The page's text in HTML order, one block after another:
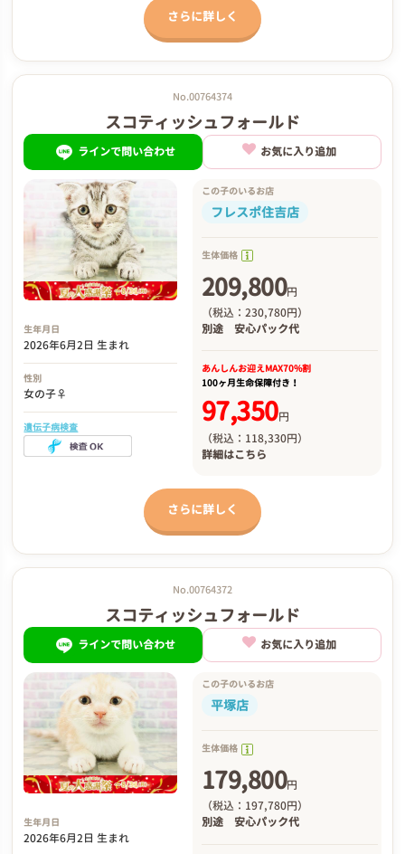
さらに詳しく
No.00764374
スコティッシュフォールド
ラインで問い合わせ お気に入り追加
生年月日
2026年6月2日 生まれ
性別
女の子♀
遺伝子病検査
この子のいるお店
フレスポ住吉店
生体価格
209,800円
（税込：230,780円）
別途 安心パック代
あんしんお迎えMAX70%割
100ヶ月生命保障付き！
97,350円
（税込：118,330円）
詳細はこちら
さらに詳しく
No.00764372
スコティッシュフォールド
ラインで問い合わせ お気に入り追加
生年月日
2026年6月2日 生まれ
この子のいるお店
平塚店
生体価格
179,800円
（税込：197,780円）
別途 安心パック代